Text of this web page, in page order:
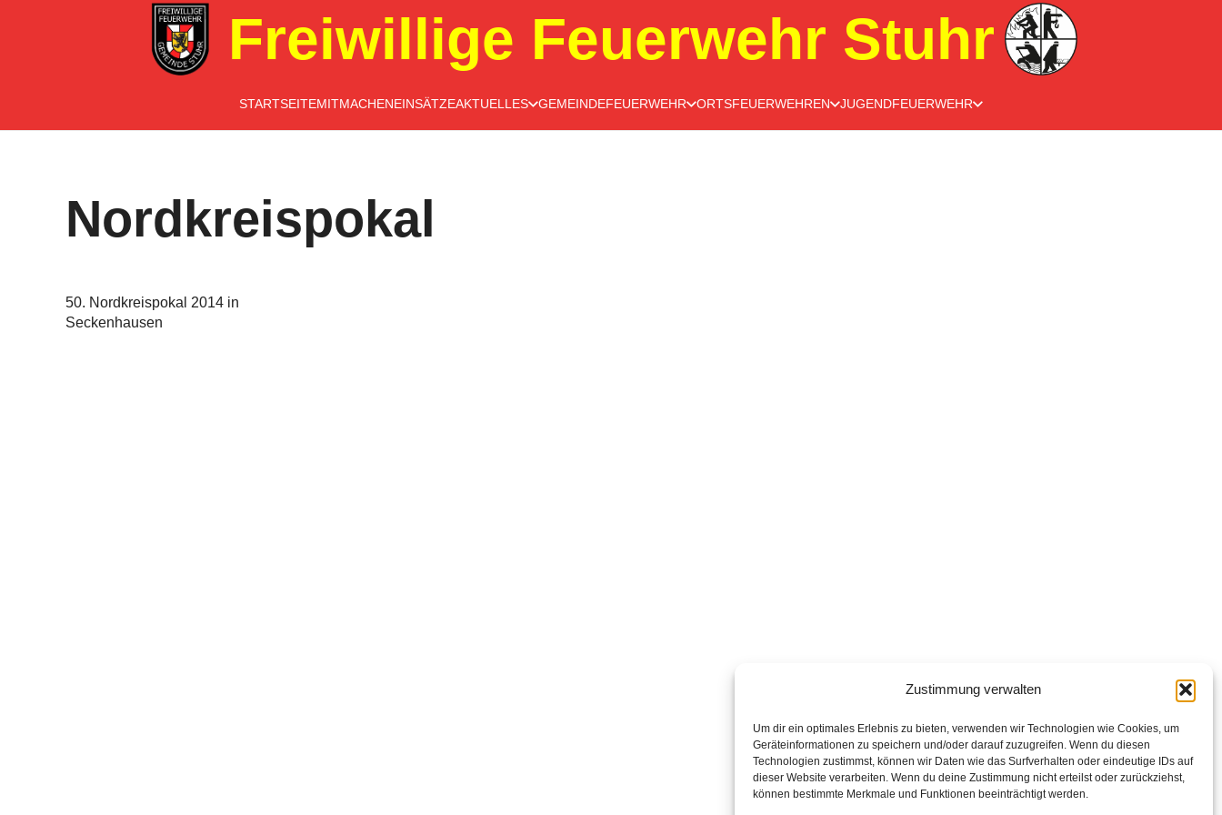
Zustimmung verwalten
Um dir ein optimales Erlebnis zu bieten, verwenden wir Technologien wie Cookies, um
Geräteinformationen zu speichern und/oder darauf zuzugreifen. Wenn du diesen
Technologien zustimmst, können wir Daten wie das Surfverhalten oder eindeutige IDs auf
dieser Website verarbeiten. Wenn du deine Zustimmung nicht erteilst oder zurückziehst,
können bestimmte Merkmale und Funktionen beeinträchtigt werden.
Freiwillige Feuerwehr Stuhr
STARTSEITEMITMACHENEINSÄTZEAKTUELLES GEMEINDEFEUERWEHR ORTSFEUERWEHREN JUGENDFEUERWEHR
Nordkreispokal
50. Nordkreispokal 2014 in
Seckenhausen